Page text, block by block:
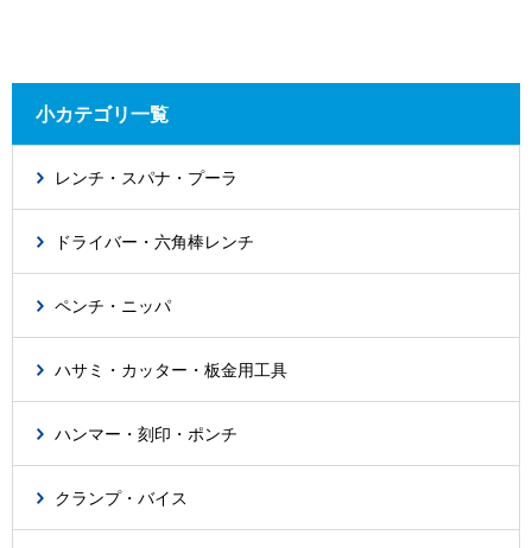
小カテゴリ一覧
レンチ・スパナ・プーラ
ドライバー・六角棒レンチ
ペンチ・ニッパ
ハサミ・カッター・板金用工具
ハンマー・刻印・ポンチ
クランプ・バイス